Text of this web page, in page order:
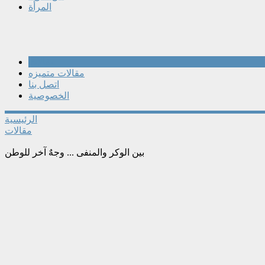
المرأة
مقالات متميزه
اتصل بنا
الخصوصية
الرئيسية
مقالات
بين الوكر والمنفى ... وجهٌ آخر للوطن